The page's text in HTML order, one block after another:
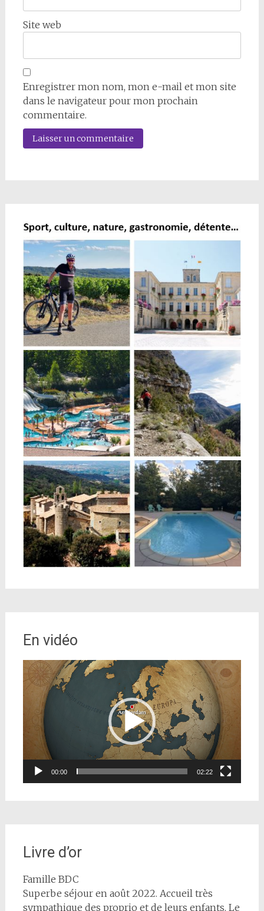
Site web
Enregistrer mon nom, mon e-mail et mon site
dans le navigateur pour mon prochain
commentaire.
En vidéo
Lecteur
vidéo
00:00 02:22
Livre d’or
Famille BDC
Superbe séjour en août 2022. Accueil très
sympathique des proprio et de leurs enfants. Le